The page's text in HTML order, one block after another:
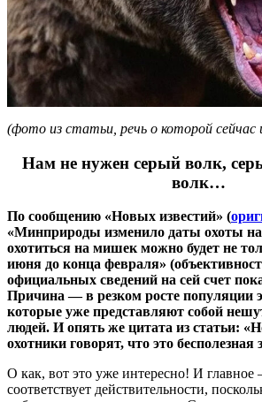
(фото из статьи, речь о которой сейчас
Нам не нужен серый волк,
волк…
По сообщению «Новых известий» (
«Минприроды изменило даты охоты на
охотиться на мишек можно будет не
июня до конца февраля»
официальных сведений на сей счет
Причина — в резком росте популяции
которые уже представляют собой
людей. И опять же цитата из статьи:
охотники говорят, что это бесполезная
О как, вот это уже интересно! И
соответствует действительности,